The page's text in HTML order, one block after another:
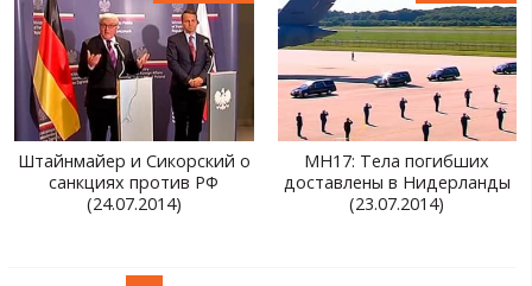
Штайнмайер и Сикорский о
санкциях против РФ
(24.07.2014)
MH17: Тела погибших
доставлены в Нидерланды
(23.07.2014)